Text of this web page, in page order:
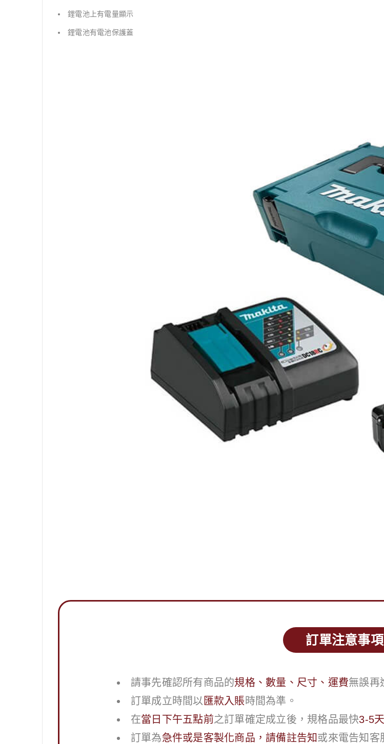
鋰電池上有電量顯示
鋰電池有電池保護蓋
訂單注意事項
請事先確認所有商品的規格、數量、尺寸、運費無誤再
訂單成立時間以 匯款入賬時間為準。
在當日下午五點前之訂單確定成立後，規格品最快3-5
訂單為急件或是客製化商品，請備註告知或來電告知客